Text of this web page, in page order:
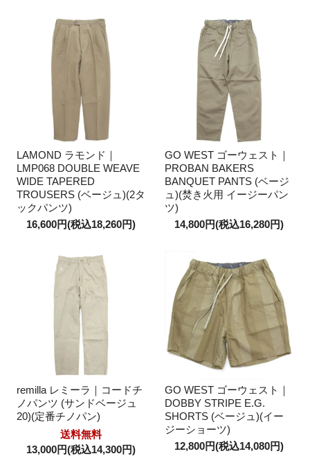
LAMOND ラモンド｜
LMP068 DOUBLE WEAVE
WIDE TAPERED
TROUSERS (ベージュ)(2タ
ックパンツ)
16,600円(税込18,260円)
GO WEST ゴーウェスト｜
PROBAN BAKERS
BANQUET PANTS (ベージ
ュ)(焚き火用 イージーパン
ツ)
14,800円(税込16,280円)
remilla レミーラ｜コードチ
ノパンツ (サンドベージュ
20)(定番チノパン)
送料無料
13,000円(税込14,300円)
GO WEST ゴーウェスト｜
DOBBY STRIPE E.G.
SHORTS (ベージュ)(イー
ジーショーツ)
12,800円(税込14,080円)